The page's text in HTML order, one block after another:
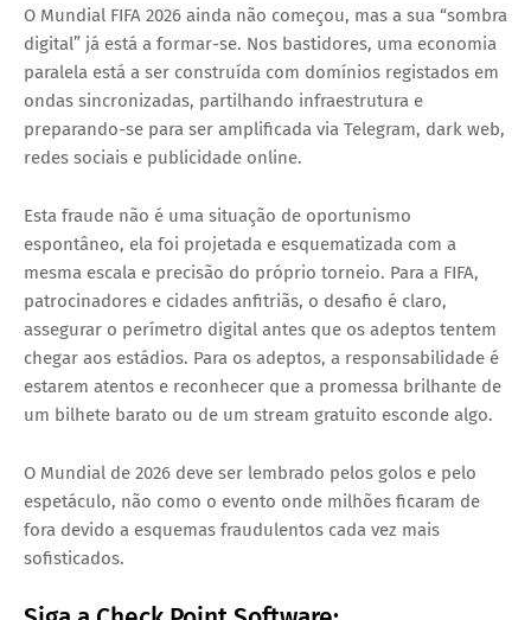
O Mundial FIFA 2026 ainda não começou, mas a sua “sombra
digital” já está a formar-se. Nos bastidores, uma economia
paralela está a ser construída com domínios registados em
ondas sincronizadas, partilhando infraestrutura e
preparando-se para ser amplificada via Telegram, dark web,
redes sociais e publicidade online.
Esta fraude não é uma situação de oportunismo
espontâneo, ela foi projetada e esquematizada com a
mesma escala e precisão do próprio torneio. Para a FIFA,
patrocinadores e cidades anfitriãs, o desafio é claro,
assegurar o perímetro digital antes que os adeptos tentem
chegar aos estádios. Para os adeptos, a responsabilidade é
estarem atentos e reconhecer que a promessa brilhante de
um bilhete barato ou de um stream gratuito esconde algo.
O Mundial de 2026 deve ser lembrado pelos golos e pelo
espetáculo, não como o evento onde milhões ficaram de
fora devido a esquemas fraudulentos cada vez mais
sofisticados.